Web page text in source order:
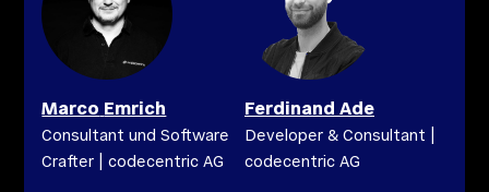
Marco Emrich
Consultant und Software
Crafter |codecentric AG
Ferdinand Ade
Developer & Consultant
codecentric AG